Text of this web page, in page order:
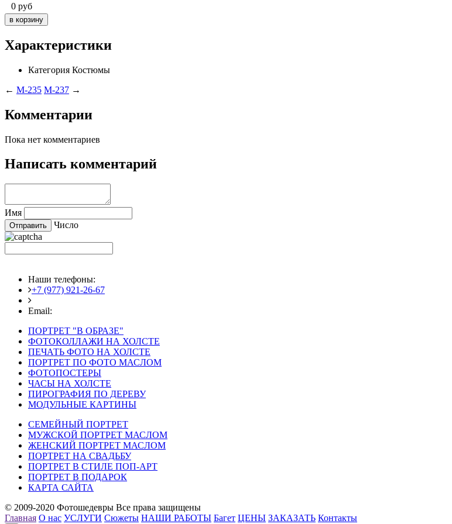
0 руб
Характеристики
Категория Костюмы
← M-235 M-237 →
Комментарии
Пока нет комментариев
Написать комментарий
Имя
Число
Наши телефоны:
+7 (977) 921-26-67
Email:
ПОРТРЕТ "В ОБРАЗЕ"
ФОТОКОЛЛАЖИ НА ХОЛСТЕ
ПЕЧАТЬ ФОТО НА ХОЛСТЕ
ПОРТРЕТ ПО ФОТО МАСЛОМ
ФОТОПОСТЕРЫ
ЧАСЫ НА ХОЛСТЕ
ПИРОГРАФИЯ ПО ДЕРЕВУ
МОДУЛЬНЫЕ КАРТИНЫ
СЕМЕЙНЫЙ ПОРТРЕТ
МУЖСКОЙ ПОРТРЕТ МАСЛОМ
ЖЕНСКИЙ ПОРТРЕТ МАСЛОМ
ПОРТРЕТ НА СВАДЬБУ
ПОРТРЕТ В СТИЛЕ ПОП-АРТ
ПОРТРЕТ В ПОДАРОК
КАРТА САЙТА
© 2009-2020 Фотошедевры Все права защищены
Главная О нас УСЛУГИ Сюжеты НАШИ РАБОТЫ Багет ЦЕНЫ ЗАКАЗАТЬ Контакты